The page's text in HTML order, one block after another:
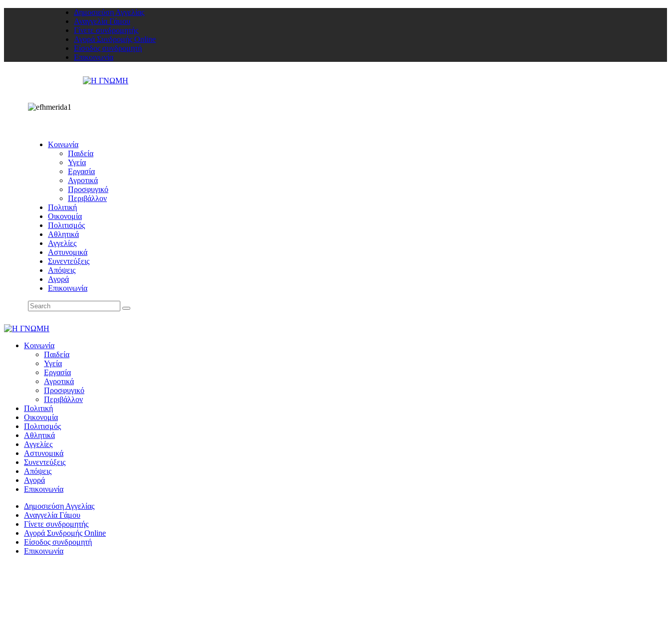
Δημοσιεύση Αγγελίας
Αναγγελία Γάμου
Γίνετε συνδρομητής
Αγορά Συνδρομής Online
Είσοδος συνδρομητή
Επικοινωνία
Κοινωνία
Παιδεία
Υγεία
Εργασία
Αγροτικά
Προσφυγικό
Περιβάλλον
Πολιτική
Οικονομία
Πολιτισμός
Αθλητικά
Αγγελίες
Αστυνομικά
Συνεντεύξεις
Απόψεις
Αγορά
Επικοινωνία
Κοινωνία
Παιδεία
Υγεία
Εργασία
Αγροτικά
Προσφυγικό
Περιβάλλον
Πολιτική
Οικονομία
Πολιτισμός
Αθλητικά
Αγγελίες
Αστυνομικά
Συνεντεύξεις
Απόψεις
Αγορά
Επικοινωνία
Δημοσιεύση Αγγελίας
Αναγγελία Γάμου
Γίνετε συνδρομητής
Αγορά Συνδρομής Online
Είσοδος συνδρομητή
Επικοινωνία